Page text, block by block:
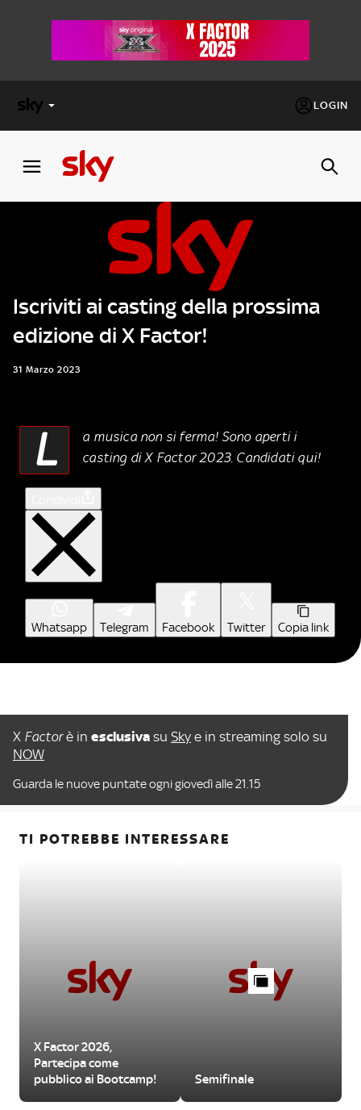
LOGIN
FACTOR
Cos’altro vedere:
PROGRAMMI SKY
Un mondo di offerte:
SKY.IT
Iscriviti ai casting della prossima
edizione di X Factor!
31 Marzo 2023
L
a musica non si ferma! Sono aperti i
casting di X Factor 2023. Candidati qui!
Whatsapp Telegram Facebook Twitter Copia link
X Factorè in esclusiva su Sky e in streaming solo su
NOW
Guarda le nuove puntate ogni giovedì alle 21.15
TI POTREBBE INTERESSARE
X Factor 2026,
Partecipa come
pubblico ai Bootcamp!
Semifinale